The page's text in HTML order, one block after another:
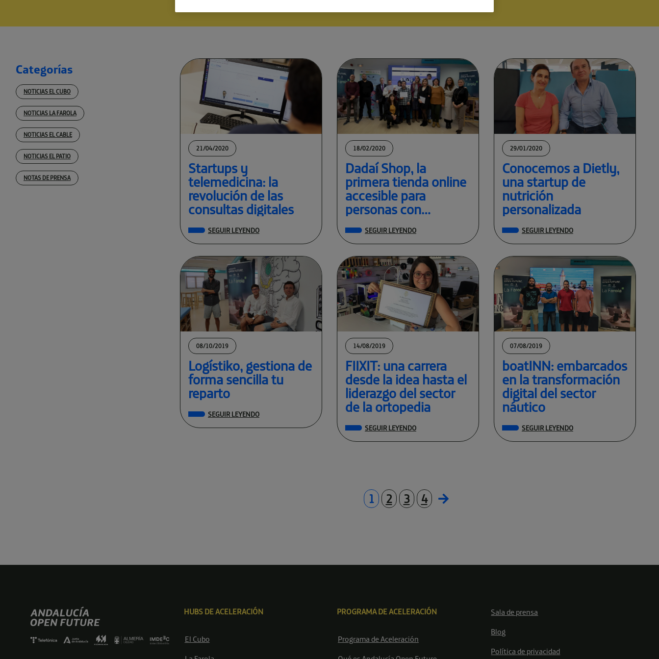
Categorías
NOTICIAS EL CUBO
NOTICIAS LA FAROLA
NOTICIAS EL CABLE
NOTICIAS EL PATIO
NOTAS DE PRENSA
21/04/2020
Startups y
telemedicina: la
revolución de las
consultas digitales
SEGUIR LEYENDO
18/02/2020
Dadaí Shop, la
primera tienda online
accesible para
personas con
discapacidad
SEGUIR LEYENDO
29/01/2020
Conocemos a Dietly,
una startup de
nutrición
personalizada
SEGUIR LEYENDO
08/10/2019
Logístiko, gestiona de
forma sencilla tu
reparto
SEGUIR LEYENDO
14/08/2019
FIIXIT: una carrera
desde la idea hasta el
liderazgo del sector
de la ortopedia
SEGUIR LEYENDO
07/08/2019
boatINN: embarcados
en la transformación
digital del sector
náutico
SEGUIR LEYENDO
1 2 3 4
HUBS DE ACELERACIÓN
El Cubo
PROGRAMA DE ACELERACIÓN
Programa de Aceleración
Sala de prensa
Blog
Política de privacidad